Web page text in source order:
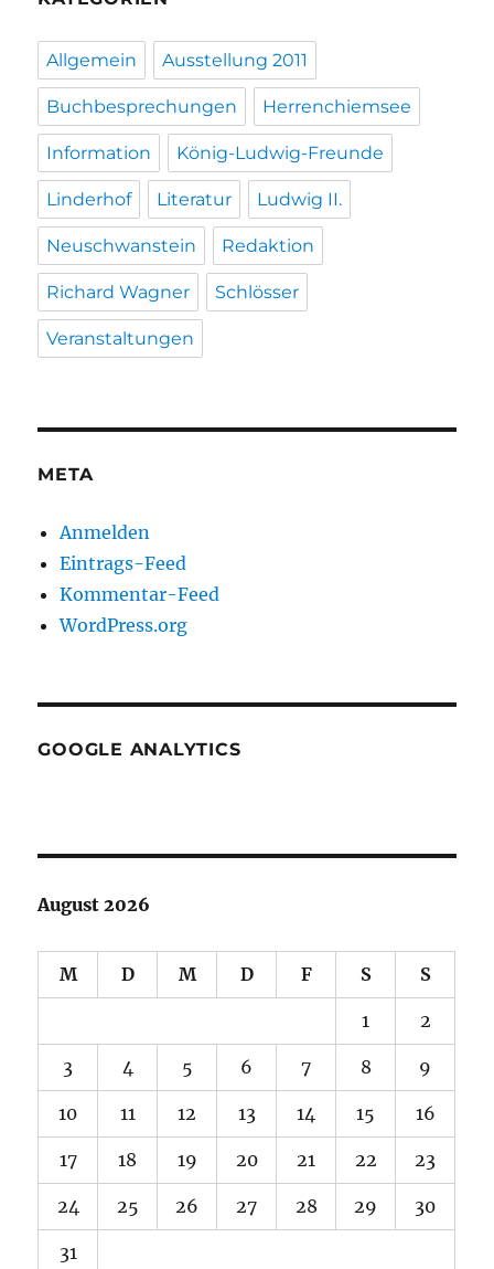
Allgemein Ausstellung 2011
Buchbesprechungen Herrenchiemsee
Information König-Ludwig-Freunde
Linderhof Literatur Ludwig II.
Neuschwanstein Redaktion
Richard Wagner Schlösser
Veranstaltungen
META
Anmelden
Eintrags-Feed
Kommentar-Feed
WordPress.org
GOOGLE ANALYTICS
August 2026
M D M D F S S
1 2
3 4 5 6 7 8 9
10 11 12 13 14 15 16
17 18 19 20 21 22 23
24 25 26 27 28 29 30
31